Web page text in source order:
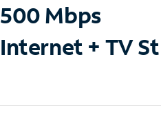
500 Mbps
Internet + TV